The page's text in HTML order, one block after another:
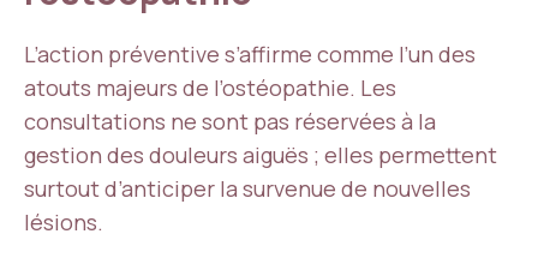
L’action préventive s’affirme comme l’un des
atouts majeurs de l’ostéopathie. Les
consultations ne sont pas réservées à la
gestion des douleurs aiguës ; elles permettent
surtout d’anticiper la survenue de nouvelles
lésions.